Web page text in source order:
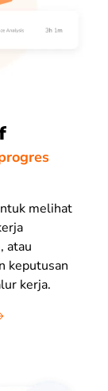
melihat
atau
keputusan
kerja.